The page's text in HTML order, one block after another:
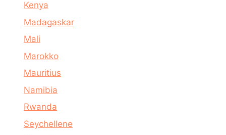
Kenya
Madagaskar
Mali
Marokko
Mauritius
Namibia
Rwanda
Seychellene